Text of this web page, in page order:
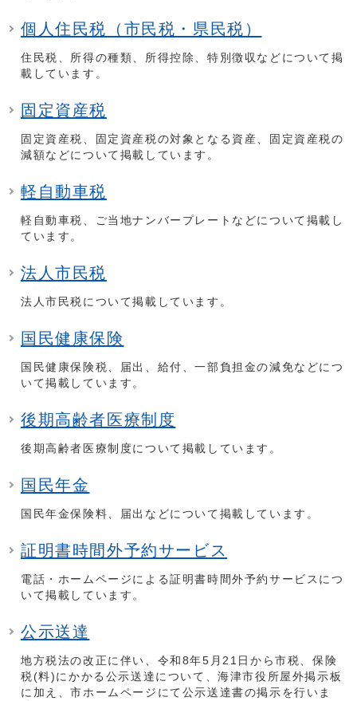
個人住民税（市民税・県民税）
住民税、所得の種類、所得控除、特別徴収などについて掲
載しています。
固定資産税
固定資産税、固定資産税の対象となる資産、固定資産税の
減額などについて掲載しています。
軽自動車税
軽自動車税、ご当地ナンバープレートなどについて掲載し
ています。
法人市民税
法人市民税について掲載しています。
国民健康保険
国民健康保険税、届出、給付、一部負担金の減免などにつ
いて掲載しています。
後期高齢者医療制度
後期高齢者医療制度について掲載しています。
国民年金
国民年金保険料、届出などについて掲載しています。
証明書時間外予約サービス
電話・ホームページによる証明書時間外予約サービスにつ
いて掲載しています。
公示送達
地方税法の改正に伴い、令和8年5月21日から市税、保険
税(料)にかかる公示送達について、海津市役所屋外掲示板
に加え、市ホームページにて公示送達書の掲示を行いま